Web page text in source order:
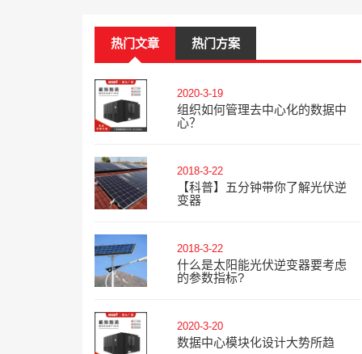
热门文章 热门方案
2020-3-19
组织如何管理去中心化的数据中
心？
2018-3-22
【科普】五分钟带你了解光伏逆
变器
2018-3-22
什么是太阳能光伏逆变器要考虑
的参数指标?
2020-3-20
数据中心模块化设计大势所趋